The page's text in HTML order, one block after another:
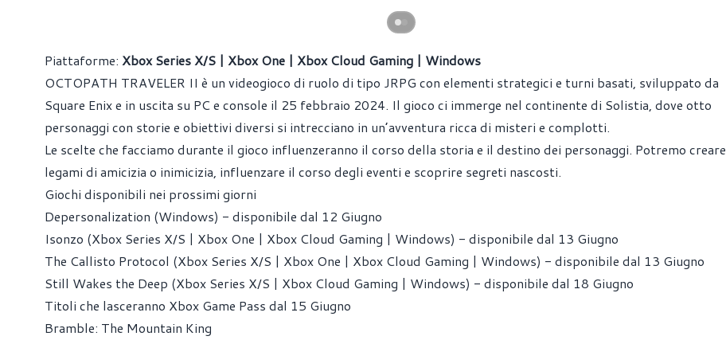
Piattaforme: Xbox Series X/S | Xbox One | Xbox Cloud Gaming | Windows
OCTOPATH TRAVELER II è un videogioco di ruolo di tipo JRPG con elementi strategici e turni basati, sviluppato da
Square Enix e in uscita su PC e console il 25 febbraio 2024. Il gioco ci immerge nel continente di Solistia, dove otto
personaggi con storie e obiettivi diversi si intrecciano in un’avventura ricca di misteri e complotti.
Le scelte che facciamo durante il gioco influenzeranno il corso della storia e il destino dei personaggi. Potremo creare
legami di amicizia o inimicizia, influenzare il corso degli eventi e scoprire segreti nascosti.
Giochi disponibili nei prossimi giorni
Depersonalization (Windows) - disponibile dal 12 Giugno
Isonzo (Xbox Series X/S | Xbox One | Xbox Cloud Gaming | Windows) - disponibile dal 13 Giugno
The Callisto Protocol (Xbox Series X/S | Xbox One | Xbox Cloud Gaming | Windows) - disponibile dal 13 Giugno
Still Wakes the Deep (Xbox Series X/S | Xbox Cloud Gaming | Windows) - disponibile dal 18 Giugno
Titoli che lasceranno Xbox Game Pass dal 15 Giugno
Bramble: The Mountain King